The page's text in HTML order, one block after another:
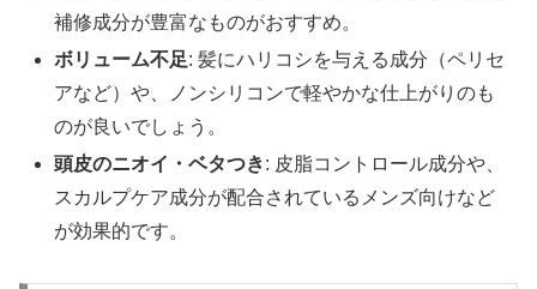
補修成分が豊富なものがおすすめ。
ボリューム不足: 髪にハリコシを与える成分（ペリセ
アなど）や、ノンシリコンで軽やかな仕上がりのも
のが良いでしょう。
頭皮のニオイ・ベタつき: 皮脂コントロール成分や、
スカルプケア成分が配合されているメンズ向けなど
が効果的です。